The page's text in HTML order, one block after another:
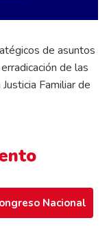
de asuntos
de las
Familiar de
Nacional